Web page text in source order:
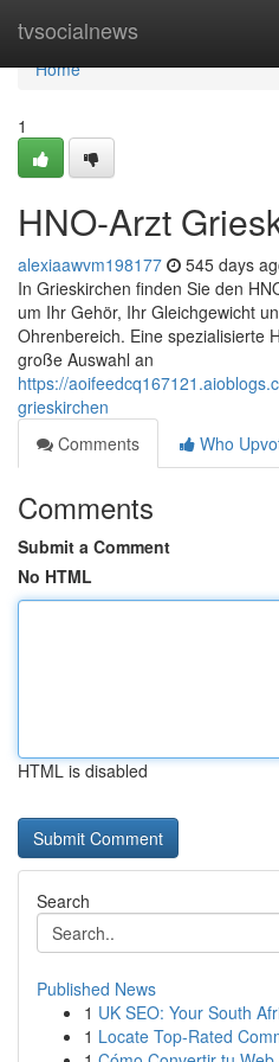
tvsocialnews
Home
Home
1
HNO-Arzt
alexiaawvm198177 545 days
In Grieskirchen finden Sie den
um Ihr Gehör, Ihr Gleichgewicht
Ohrenbereich. Eine spezialisierte
große Auswahl an
https://
grieskirchen
Comments
Who
Comments
Submit a Comment
No HTML
HTML is disabled
Search
Published News
1 UK SEO: Your South
1 Locate Top-Rated